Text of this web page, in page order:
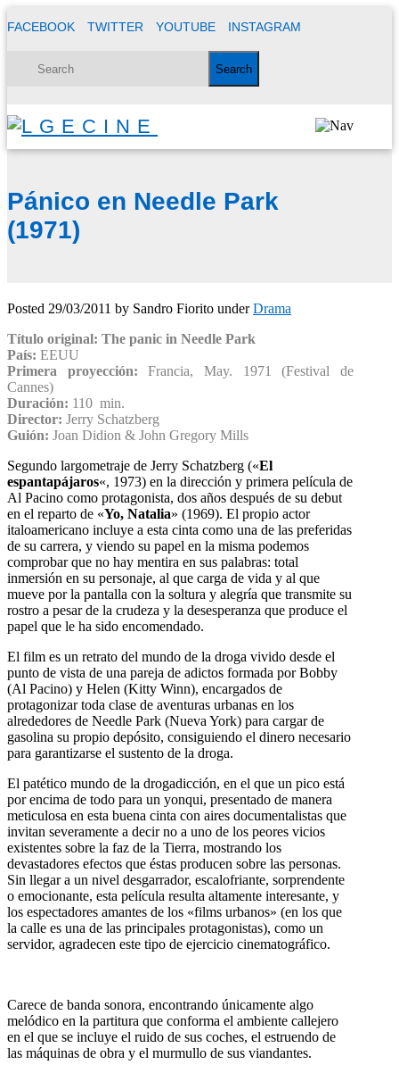
FACEBOOK TWITTER YOUTUBE INSTAGRAM
Pánico en Needle Park
(1971)
Posted 29/03/2011 by Sandro Fiorito underDrama
Título original: The panic in Needle Park
País: EEUU
Primera proyección: Francia, May. 1971 (Festival de
Cannes)
Duración: 110 min.
Director: Jerry Schatzberg
Guión: Joan Didion & John Gregory Mills
Segundo largometraje de Jerry Schatzberg («El
espantapájaros«, 1973) en la dirección y primera película de
Al Pacino como protagonista, dos años después de su debut
en el reparto de «Yo, Natalia» (1969). El propio actor
italoamericano incluye a esta cinta como una de las preferidas
de su carrera, y viendo su papel en la misma podemos
comprobar que no hay mentira en sus palabras: total
inmersión en su personaje, al que carga de vida y al que
mueve por la pantalla con la soltura y alegría que transmite su
rostro a pesar de la crudeza y la desesperanza que produce el
papel que le ha sido encomendado.
El film es un retrato del mundo de la droga vivido desde el
punto de vista de una pareja de adictos formada por Bobby
(Al Pacino) y Helen (Kitty Winn), encargados de
protagonizar toda clase de aventuras urbanas en los
alrededores de Needle Park (Nueva York) para cargar de
gasolina su propio depósito, consiguiendo el dinero necesario
para garantizarse el sustento de la droga.
El patético mundo de la drogadicción, en el que un pico está
por encima de todo para un yonqui, presentado de manera
meticulosa en esta buena cinta con aires documentalistas que
invitan severamente a decir no a uno de los peores vicios
existentes sobre la faz de la Tierra, mostrando los
devastadores efectos que éstas producen sobre las personas.
Sin llegar a un nivel desgarrador, escalofriante, sorprendente
o emocionante, esta película resulta altamente interesante, y
los espectadores amantes de los «films urbanos» (en los que
la calle es una de las principales protagonistas), como un
servidor, agradecen este tipo de ejercicio cinematográfico.
Carece de banda sonora, encontrando únicamente algo
melódico en la partitura que conforma el ambiente callejero
en el que se incluye el ruido de sus coches, el estruendo de
las máquinas de obra y el murmullo de sus viandantes.